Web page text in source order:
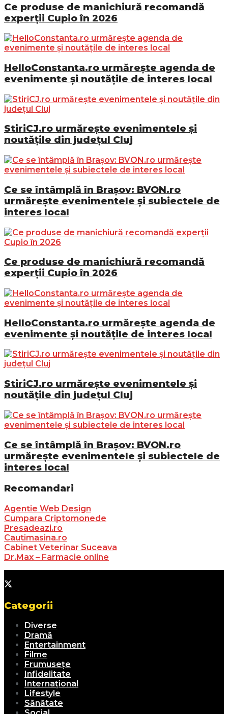
Ce produse de manichiură recomandă
experții Cupio în 2026
HelloConstanta.ro urmărește agenda de
evenimente și noutățile de interes local
StiriCJ.ro urmărește evenimentele și
noutățile din județul Cluj
Ce se întâmplă în Brașov: BVON.ro
urmărește evenimentele și subiectele de
interes local
Ce produse de manichiură recomandă
experții Cupio în 2026
HelloConstanta.ro urmărește agenda de
evenimente și noutățile de interes local
StiriCJ.ro urmărește evenimentele și
noutățile din județul Cluj
Ce se întâmplă în Brașov: BVON.ro
urmărește evenimentele și subiectele de
interes local
Recomandari
Agentie Web Design
Cumpara Criptomonede
Presadeazi.ro
Cautimasina.ro
Cabinet Veterinar Suceava
Dr.Max – Farmacie online
Categorii
Diverse
Dramă
Entertainment
Filme
Frumusețe
Infidelitate
Internațional
Lifestyle
Sănătate